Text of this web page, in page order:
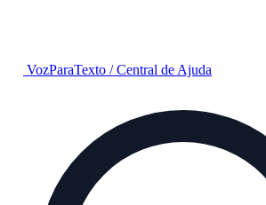
VozParaTexto /Central de Ajuda